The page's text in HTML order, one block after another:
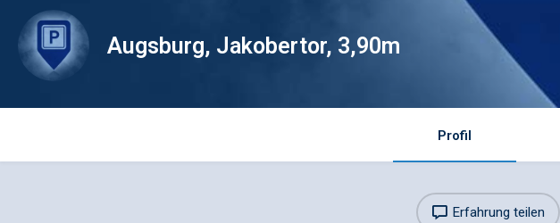
Augsburg, Jakobertor, 3,90m
Profil
Erfahrung teilen